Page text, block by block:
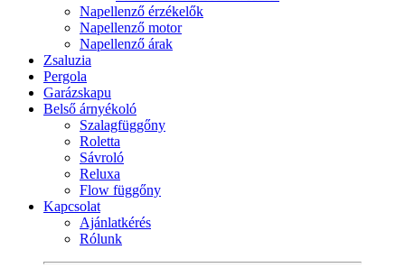
Napellenző érzékelők
Napellenző motor
Napellenző árak
Zsaluzia
Pergola
Garázskapu
Belső árnyékoló
Szalagfüggőny
Roletta
Sávroló
Reluxa
Flow függőny
Kapcsolat
Ajánlatkérés
Rólunk